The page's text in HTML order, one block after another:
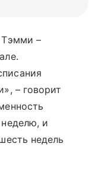
Тэмми –
– говорит
и
недель